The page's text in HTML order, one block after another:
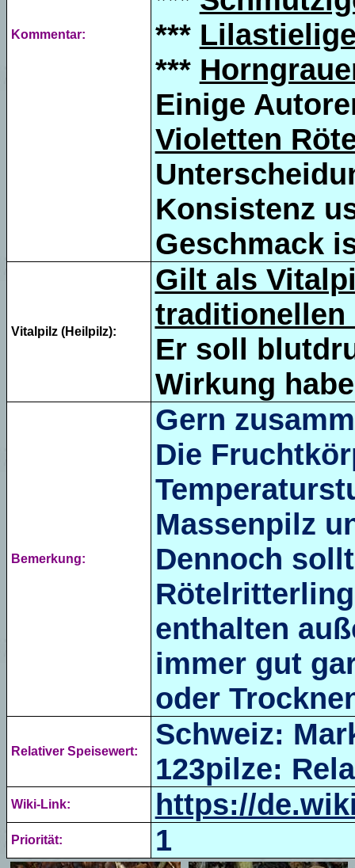
Kommentar:
***
***
Einige
Violetten
Konsistenz
Geschmack
Vitalpilz (Heilpilz):
Gilt als
traditionellen
Er soll
Wirkung
Bemerkung:
Gern
Die
Massenpilz
Dennoch
enthalten
immer gut
oder
Relativer Speisewert:
Schweiz:
123pilze:
Wiki-Link: https://
Priorität: 1